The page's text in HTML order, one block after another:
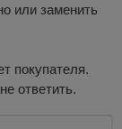
или заменить
покупателя.
ответить.